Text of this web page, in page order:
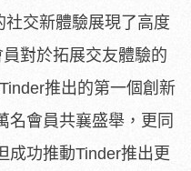
交新體驗展現了高度
對於拓展交友體驗的
推出的第一個創新
名會員共襄盛舉，更同
成功推動Tinder推出更